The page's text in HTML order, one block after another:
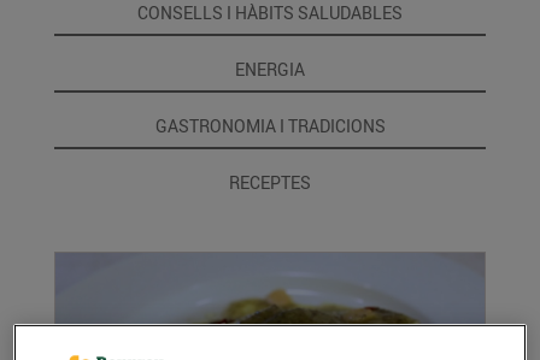
CONSELLS I HÀBITS SALUDABLES
ENERGIA
GASTRONOMIA I TRADICIONS
RECEPTES